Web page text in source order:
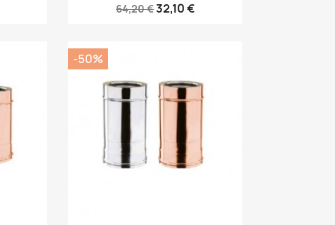
64,20 €32,10 €
-50%